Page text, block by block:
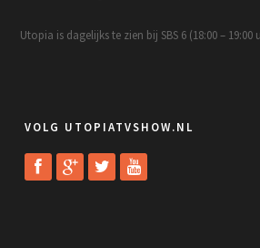
Utopia is dagelijks te zien bij SBS 6 (18:00 – 19:00
VOLG UTOPIATVSHOW.NL